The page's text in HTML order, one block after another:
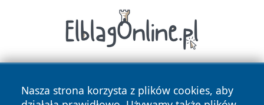
Nasza strona korzysta z plików cookies, aby